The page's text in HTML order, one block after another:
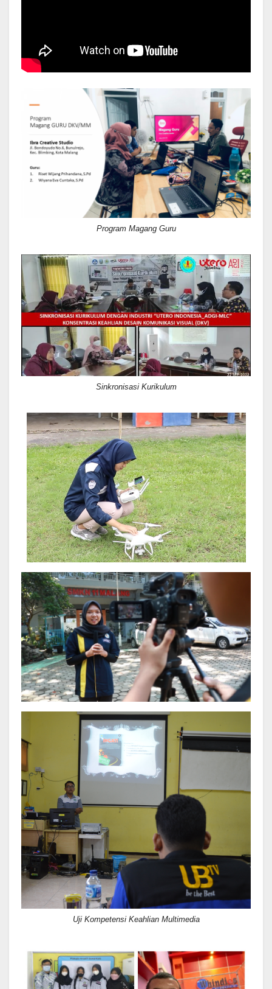
Program Magang Guru
Sinkronisasi Kurikulum
Uji Kompetensi Keahlian Multimedia